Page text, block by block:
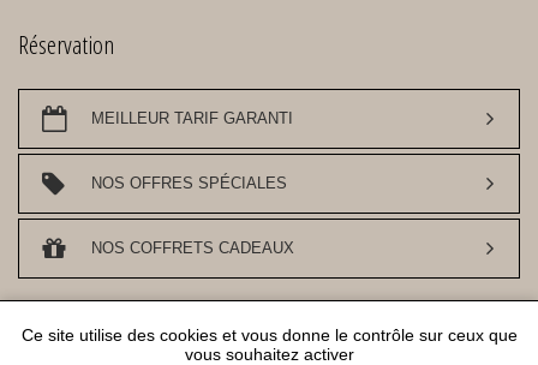
Réservation
MEILLEUR TARIF GARANTI
NOS OFFRES SPÉCIALES
NOS COFFRETS CADEAUX
GESTION DES COOKIES
Ce site utilise des cookies et vous donne le contrôle sur ceux que
vous souhaitez activer